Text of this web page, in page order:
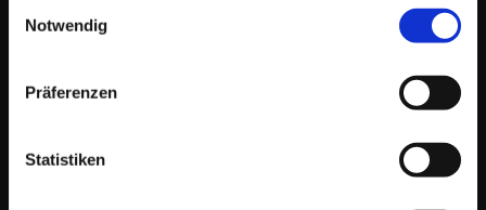
Notwendig
Präferenzen
Statistiken
Lang 3, 8403 Lang